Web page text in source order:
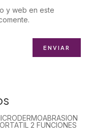
y web en este